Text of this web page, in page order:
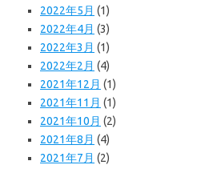
2022年5月 (1)
2022年4月 (3)
2022年3月 (1)
2022年2月 (4)
2021年12月 (1)
2021年11月 (1)
2021年10月 (2)
2021年8月 (4)
2021年7月 (2)